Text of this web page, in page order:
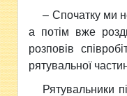
– Спочатку ми
а потім вже
розповів
рятувальної
Рятувальники